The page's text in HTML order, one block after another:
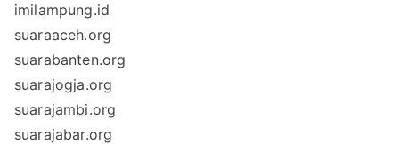
imilampung.id
suaraaceh.org
suarabanten.org
suarajogja.org
suarajambi.org
suarajabar.org